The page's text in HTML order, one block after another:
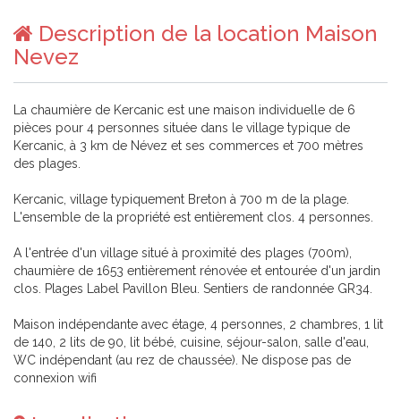
Description de la location Maison
Nevez
La chaumière de Kercanic est une maison individuelle de 6
pièces pour 4 personnes située dans le village typique de
Kercanic, à 3 km de Névez et ses commerces et 700 mètres
des plages.
Kercanic, village typiquement Breton à 700 m de la plage.
L'ensemble de la propriété est entièrement clos. 4 personnes.
A l'entrée d'un village situé à proximité des plages (700m),
chaumière de 1653 entièrement rénovée et entourée d'un jardin
clos. Plages Label Pavillon Bleu. Sentiers de randonnée GR34.
Maison indépendante avec étage, 4 personnes, 2 chambres, 1 lit
de 140, 2 lits de 90, lit bébé, cuisine, séjour-salon, salle d'eau,
WC indépendant (au rez de chaussée). Ne dispose pas de
connexion wifi